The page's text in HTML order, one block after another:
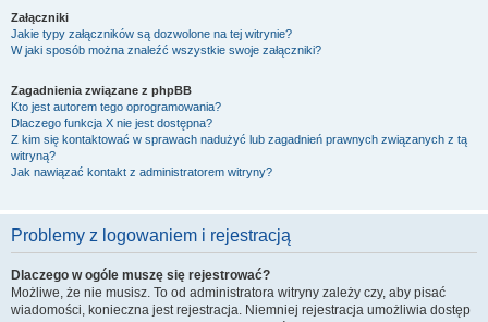
Załączniki
Jakie typy załączników są dozwolone na tej witrynie?
W jaki sposób można znaleźć wszystkie swoje załączniki?
Zagadnienia związane z phpBB
Kto jest autorem tego oprogramowania?
Dlaczego funkcja X nie jest dostępna?
Z kim się kontaktować w sprawach nadużyć lub zagadnień prawnych związanych z tą
witryną?
Jak nawiązać kontakt z administratorem witryny?
Problemy z logowaniem i rejestracją
Dlaczego w ogóle muszę się rejestrować?
Możliwe, że nie musisz. To od administratora witryny zależy czy, aby pisać
wiadomości, konieczna jest rejestracja. Niemniej rejestracja umożliwia dostęp